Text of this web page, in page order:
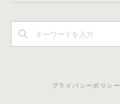
(7)
(6)
(7)
(2)
(6)
(
プライバシーポリシー